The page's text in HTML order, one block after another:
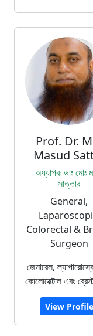
Prof. Dr.
Masud
অধ্যাপক ডাঃ মোঃ
সাত্তার
General,
Colorectal &
Surgeon
জেনারেল,
কোলোরেক্টাল এবং
View Profile